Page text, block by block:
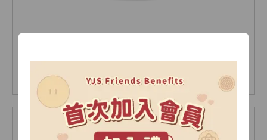
NT 270 NT 250